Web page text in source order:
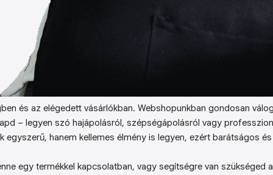
és az elégedett vásárlókban. Webshopunkban gondosan
– legyen szó hajápolásról, szépségápolásról vagy
egyszerű, hanem kellemes élmény is legyen, ezért barátságos
egy termékkel kapcsolatban, vagy segítségre van szükséged